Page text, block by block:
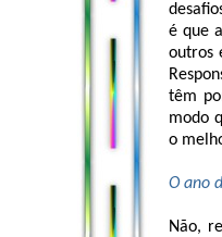
é que
outros
têm
modo
o
O ano
Não,